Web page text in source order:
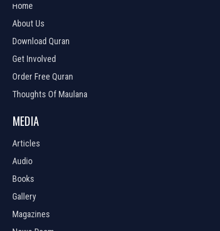
Home
About Us
Download Quran
Get Involved
Order Free Quran
Thoughts Of Maulana
MEDIA
Articles
Audio
Books
Gallery
Magazines